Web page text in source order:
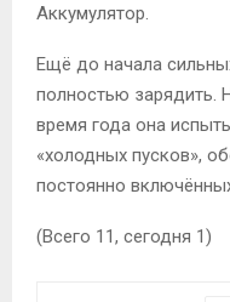
Аккумулятор.
Ещё до начала
полностью зарядить.
время года она
«холодных пусков»,
постоянно
(Всего 11, сегодня 1)